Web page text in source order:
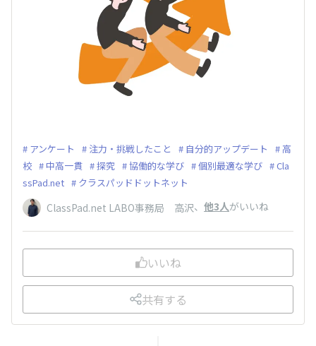
アンケート 注力・挑戦したこと 自分的アップデート
高
校
中高一貫 探究 協働的な学び 個別最適な学び
Cla
ssPad.net
クラスパッドドットネット
ClassPad.net LABO事務局 高沢、 他3人がいいね
いいね
共有する